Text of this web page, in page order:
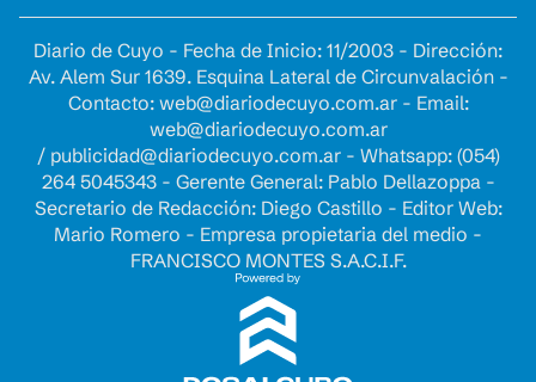
Diario de Cuyo - Fecha de Inicio: 11/2003 - Dirección:
Av. Alem Sur 1639. Esquina Lateral de Circunvalación -
Contacto: web@diariodecuyo.com.ar- Email:
web@diariodecuyo.com.ar
/ publicidad@diariodecuyo.com.ar- Whatsapp: (054)
264 5045343 - Gerente General: Pablo Dellazoppa -
Secretario de Redacción: Diego Castillo - Editor Web:
Mario Romero - Empresa propietaria del medio -
FRANCISCO MONTES S.A.C.I.F.